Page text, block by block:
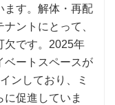
ます。解体・再配
ントにとって、
欠です。2025年
ベートスペースが
ンしており、ミ
促進していま